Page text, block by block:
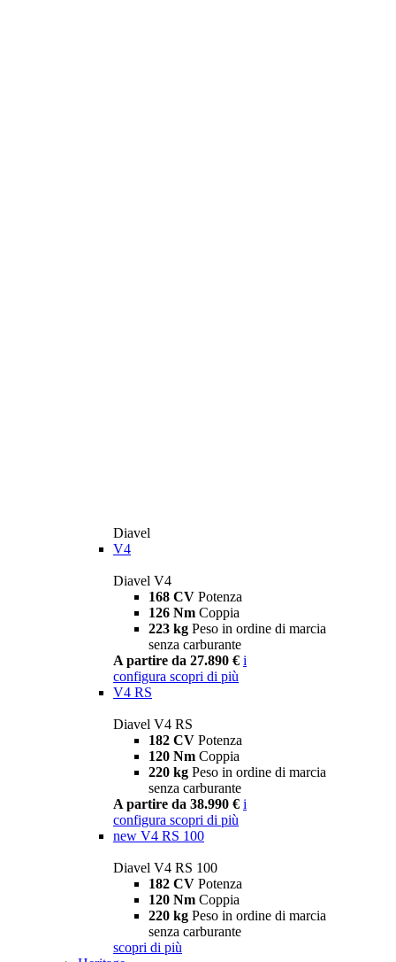
Diavel
V4
Diavel V4
168 CV Potenza
126 Nm Coppia
223 kg Peso in ordine di marcia
senza carburante
A partire da 27.890 € i
configura scopri di più
V4 RS
Diavel V4 RS
182 CV Potenza
120 Nm Coppia
220 kg Peso in ordine di marcia
senza carburante
A partire da 38.990 € i
configura scopri di più
new V4 RS 100
Diavel V4 RS 100
182 CV Potenza
120 Nm Coppia
220 kg Peso in ordine di marcia
senza carburante
scopri di più